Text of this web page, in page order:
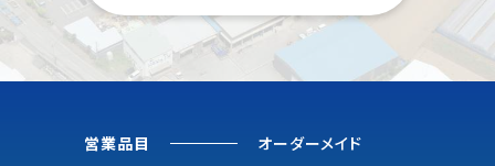
営業品目
オーダーメイド